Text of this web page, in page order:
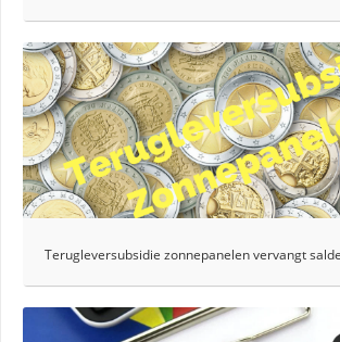
Terugleversubsidie zonnepanelen vervangt